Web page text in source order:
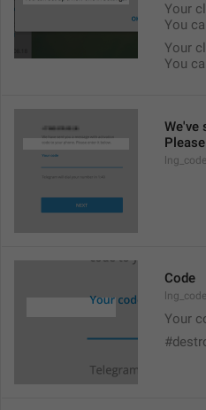
Your
You
Your
You
We've
Code
Your